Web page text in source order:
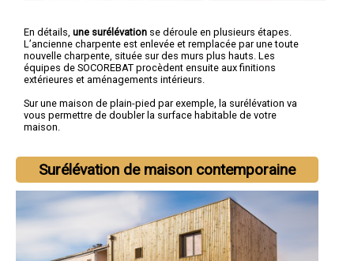
En détails, une surélévation se déroule en plusieurs étapes.
L’ancienne charpente est enlevée et remplacée par une toute
nouvelle charpente, située sur des murs plus hauts. Les
équipes de SOCOREBAT procèdent ensuite aux finitions
extérieures et aménagements intérieurs.
Sur une maison de plain-pied par exemple, la surélévation va
vous permettre de doubler la surface habitable de votre
maison.
Surélévation de maison contemporaine